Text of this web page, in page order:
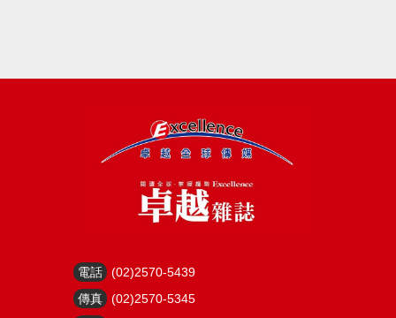
電話
(02)2570-5439
傳真
(02)2570-5345